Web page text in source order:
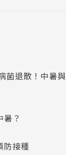
管協助散熱
仙人掌桿菌竟
人掌桿菌，卻
只有一場奇
〉
怪的夢，夢醒
菌退散！中暑
？
接種